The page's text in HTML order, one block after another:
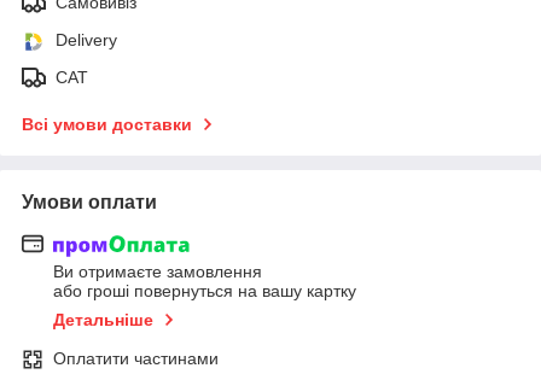
Delivery
САТ
Всі умови доставки
Умови оплати
Ви отримаєте замовлення
або гроші повернуться на вашу картку
Детальніше
Оплатити частинами